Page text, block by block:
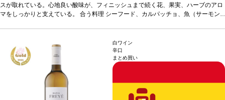
葡萄品種マカベオ 70%、アルバリーニョ 30%*本ヴィンテージが在庫切れの場
合、在庫があり価格が同様の場合は自動的に次のヴィンテージに変更されます、ご
スが取れている。心地良い酸味が、フィニッシュまで続く花、果実、ハーブのアロ
マをしっかりと支えている。 合う料理 シーフード、カルパッチョ、魚（サーモン
合、在庫があり価格が同様の場合は自動的に次のヴィンテージに変更されます、ご
了承ください。
白ワイン
辛口
まとめ買い